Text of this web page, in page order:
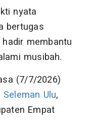
nyata
bertugas
membantu
musibah.
(7/7/2026)
Seleman Ulu,
Empat